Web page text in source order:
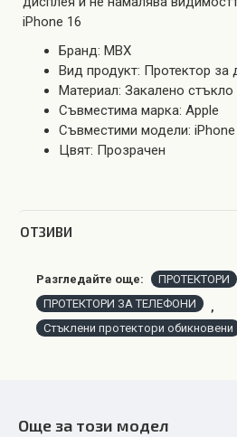
iPhone 16
Бранд: MBX
Вид продукт: Протектор за
Материал: Закалено стъкло
Съвместима марка: Apple
Съвместими модели: iPhone
Цвят: Прозрачен
OТЗИВИ
Разгледайте още: ПРОТЕКТОРИ
ПРОТЕКТОРИ ЗА ТЕЛЕФОНИ
,
Стъклени протектори обикновени
Още за този модел